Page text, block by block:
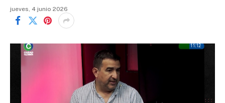
jueves, 4 junio 2026